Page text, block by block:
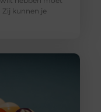
kunnen je